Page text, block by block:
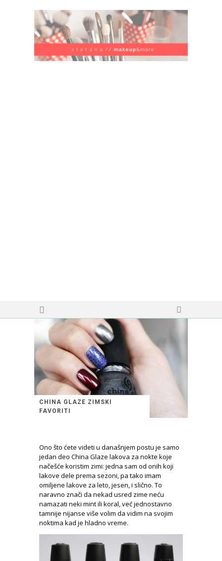
CHINA GLAZE ZIMSKI
FAVORITI
Ono što ćete videti u današnjem postu je samo
jedan deo China Glaze lakova za nokte koje
načešće koristim zimi: jedna sam od onih koji
lakove dele prema sezoni, pa tako imam
omiljene lakove za leto, jesen, i slično. To
naravno znači da nekad usred zime neću
namazati neki mint ili koral, već jednostavno
tamnije nijanse više volim da vidim na svojim
noktima kad je hladno vreme.